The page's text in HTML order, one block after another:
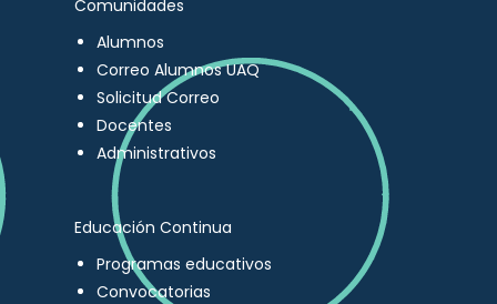
Comunidades
Alumnos
Correo Alumnos UAQ
Solicitud Correo
Docentes
Administrativos
Educación Continua
Programas educativos
Convocatorias